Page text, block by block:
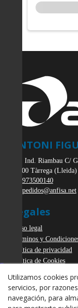
ANTONI
Pol. Ind. Riambau C/
25300 Tàrrega (Lleida)
973500140
pedidos@anfisa.net
Legales
Aviso legal
Términos y
Política de privacidad
Política de Cookies
Derecho de
Utilizamos cookies
servicios, por
navegación, para